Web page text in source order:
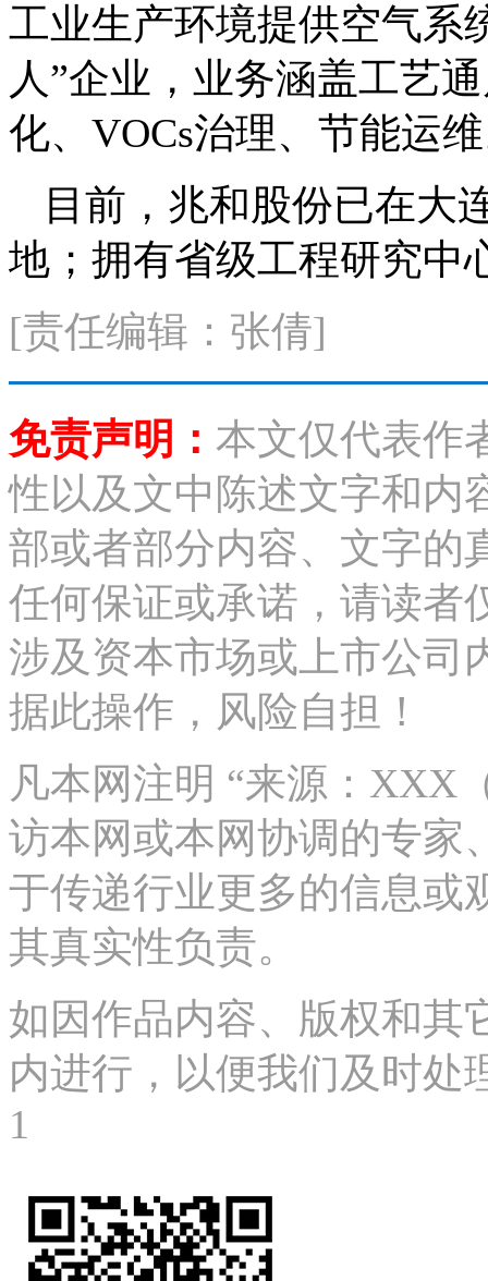
工业生产环境提供空气系
人”企业，业务涵盖工艺
化、VOCs治理、节能运
目前，兆和股份已在大
地；拥有省级工程研究中
[责任编辑：张倩]
免责声明： 本文仅代表作
性以及文中陈述文字和内
部或者部分内容、文字的
任何保证或承诺，请读者
涉及资本市场或上市公司
据此操作，风险自担！
凡本网注明 “来源：XXX
访本网或本网协调的专家
于传递行业更多的信息或
其真实性负责。
如因作品内容、版权和其
内进行，以便我们及时处
1